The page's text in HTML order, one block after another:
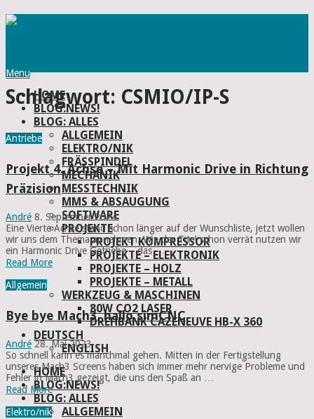
Menu
HOME
BLOG:NEWS!
BLOG: ALLES
ALLGEMEIN
ELEKTRO/NIK
FRÄSSPINDEL
MECHANIK
MESSTECHNIK
MMS & ABSAUGUNG
SOFTWARE
PROJEKTE
PROJEKT KOMPRESSOR
PROJEKTE – ELEKTRONIK
PROJEKTE – HOLZ
PROJEKTE – METALL
WERKZEUG & MASCHINEN
80W CO2 LASER
DREHBANK CAZENEUVE HB-X 360
DEUTSCH
ENGLISH
HOME
BLOG:NEWS!
BLOG: ALLES
ALLGEMEIN
Schlagwort: CSMIO/IP-S
Antriebe
Projekt 4. Achse – Mit Harmonic Drive in Richtung
Präzision
André 8. September 2024
Eine Vierte Achse stand schon länger auf der Wunschliste, jetzt wollen
wir uns dem Thema annehmen. Wie der Titel schon verrät nutzen wir
ein Harmonic Drive Getriebe – das …
Read More
Allgemein
Bye bye Mach3, hallo simCNC
André 28. Mai 2023
So schnell kann es manchmal gehen. Mitten in der Fertigstellung
unseres Mach3 Screens haben sich immer mehr nervige Probleme und
Fehler in Mach3 gezeigt, die uns den Spaß an …
Read More
Elektro/nik